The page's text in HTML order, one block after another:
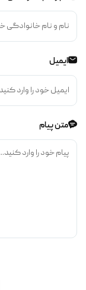
ایمیل
متن پیام